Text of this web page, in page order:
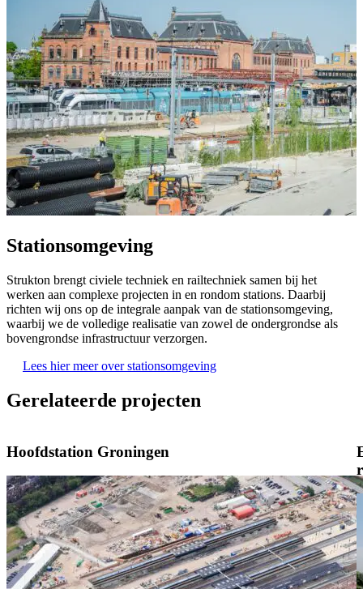
Stationsomgeving
Strukton brengt civiele techniek en railtechniek samen bij het
werken aan complexe projecten in en rondom stations. Daarbij
richten wij ons op de integrale aanpak van de stationsomgeving,
waarbij we de volledige realisatie van zowel de ondergrondse als
bovengrondse infrastructuur verzorgen.
Lees hier meer over stationsomgeving
Gerelateerde projecten
Hoofdstation Groningen